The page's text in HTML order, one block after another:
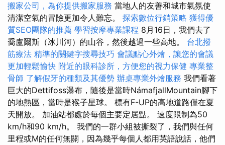
搬家公司，為你提供搬家服務 當地人的友善和城市氣氛使
清潔空氣的冒險更加令人難忘。 探索數位行銷策略 獲得優
質SEO團隊的推薦 學習按摩專業課程 8月16日，我們去了
喬盧爾斯（冰川河）的山谷，然後越過一些高地。 台北撥
筋療法 精準的關鍵字搜尋技巧 會議點心外燴，讓您的會議
更加輕鬆愉快 附近的眼科診所，方便您的視力保健 專業整
骨師 了解假牙的種類及其優勢 辦桌專業外燴服務 我們看著
巨大的Dettifoss瀑布，隨後是當時NámafjallMountain腳下
的地熱區，當時是猴子星球。 標有F-UP的高地道路僅在夏
天開放。 加油站都處於每個主要定居點。 速度限制為50
km/h和90 km/h。 我們的一群小組被撕裂了，我們與任何
里程或M的任何無關，因為幾乎每個人都用英語說話，他們